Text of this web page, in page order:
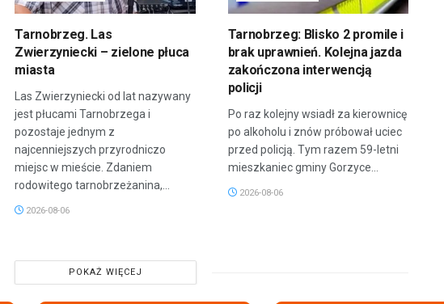
Tarnobrzeg. Las
Zwierzyniecki – zielone płuca
miasta
Las Zwierzyniecki od lat nazywany
jest płucami Tarnobrzega i
pozostaje jednym z
najcenniejszych przyrodniczo
miejsc w mieście. Zdaniem
rodowitego tarnobrzeżanina,...
2026-08-06
Tarnobrzeg: Blisko 2 promile i
brak uprawnień. Kolejna jazda
zakończona interwencją
policji
Po raz kolejny wsiadł za kierownicę
po alkoholu i znów próbował uciec
przed policją. Tym razem 59-letni
mieszkaniec gminy Gorzyce...
2026-08-06
POKAŻ WIĘCEJ